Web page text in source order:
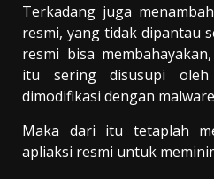
Terkadang juga
resmi, yang tidak dipantau
resmi bisa
itu sering disusupi
dimodifikasi dengan
Maka dari itu tetaplah
apliaksi resmi untuk